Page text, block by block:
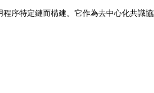
序特定鏈而構建。它作為去中心化共識